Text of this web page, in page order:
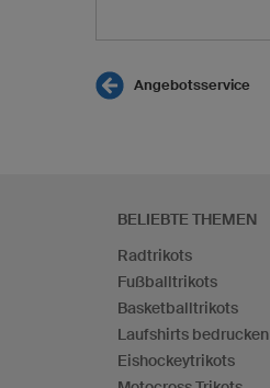
Angebotsservice
BELIEBTE THEMEN
Radtrikots
Fußballtrikots
Basketballtrikots
Laufshirts bedrucken
Eishockeytrikots